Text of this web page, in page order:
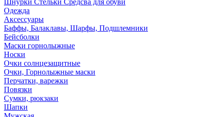
Шнурки Стельки Средсва для обуви
Одежда
Аксессуары
Баффы, Балаклавы, Шарфы, Подшлемники
Бейсболки
Маски горнолыжные
Носки
Очки солнцезащитные
Очки, Горнолыжные маски
Перчатки, варежки
Повязки
Сумки, рюкзаки
Шапки